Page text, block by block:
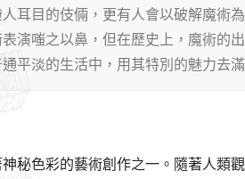
耳目的伎倆，更有人會以破解魔術
演嗤之以鼻，但在歷史上，魔術的
平淡的生活中，用其特別的魅力去
秘色彩的藝術創作之一。隨著人類